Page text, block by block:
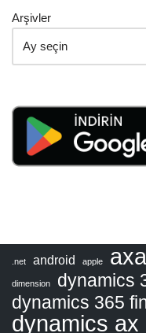
Arşivler
.net android apple
dimension
dynamics
dynamics 365
dynamics ax